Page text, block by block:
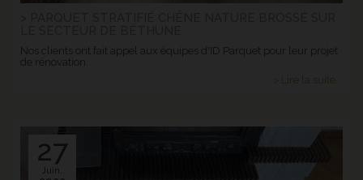
Nos clients ont fait appel aux équipes d'ID Parquet pour leur projet
de rénovation.
> Lire la suite...
27
Juin.